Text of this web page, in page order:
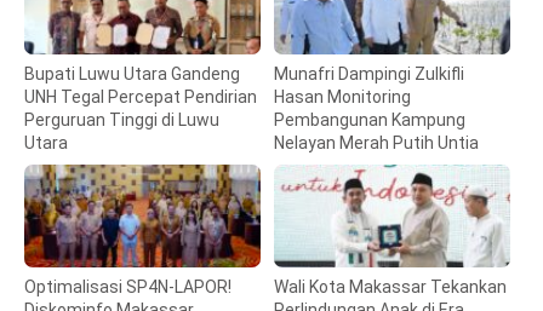
Bupati Luwu Utara Gandeng
UNH Tegal Percepat Pendirian
Perguruan Tinggi di Luwu
Utara
Munafri Dampingi Zulkifli
Hasan Monitoring
Pembangunan Kampung
Nelayan Merah Putih Untia
Optimalisasi SP4N-LAPOR!
Wali Kota Makassar Tekankan